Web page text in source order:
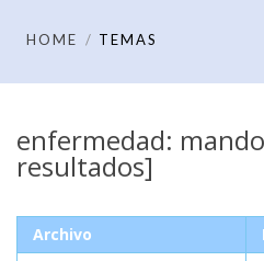
HOME TEMAS
enfermedad:
resultados]
Archivo